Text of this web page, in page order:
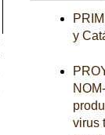
y
virus